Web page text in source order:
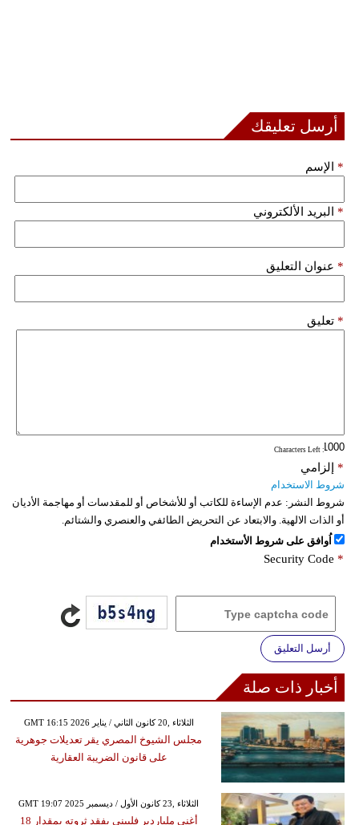
أرسل تعليقك
الإسم *
البريد الألكتروني *
عنوان التعليق *
تعليق *
: Characters Left
إلزامي *
شروط الاستخدام
شروط النشر: عدم الإساءة للكاتب أو للأشخاص أو للمقدسات أو مهاجمة الأديان
أو الذات الالهية. والابتعاد عن التحريض الطائفي والعنصري والشتائم.
اُوافق على شروط الأستخدام
Security Code *
أرسل التعليق
أخبار ذات صلة
GMT 16:15 2026 الثلاثاء ,20 كانون الثاني / يناير
مجلس الشيوخ المصري يقر تعديلات جوهرية
على قانون الضريبة العقارية
GMT 19:07 2025 الثلاثاء ,23 كانون الأول / ديسمبر
أغنى ملياردير فلبيني يفقد ثروته بمقدار 18